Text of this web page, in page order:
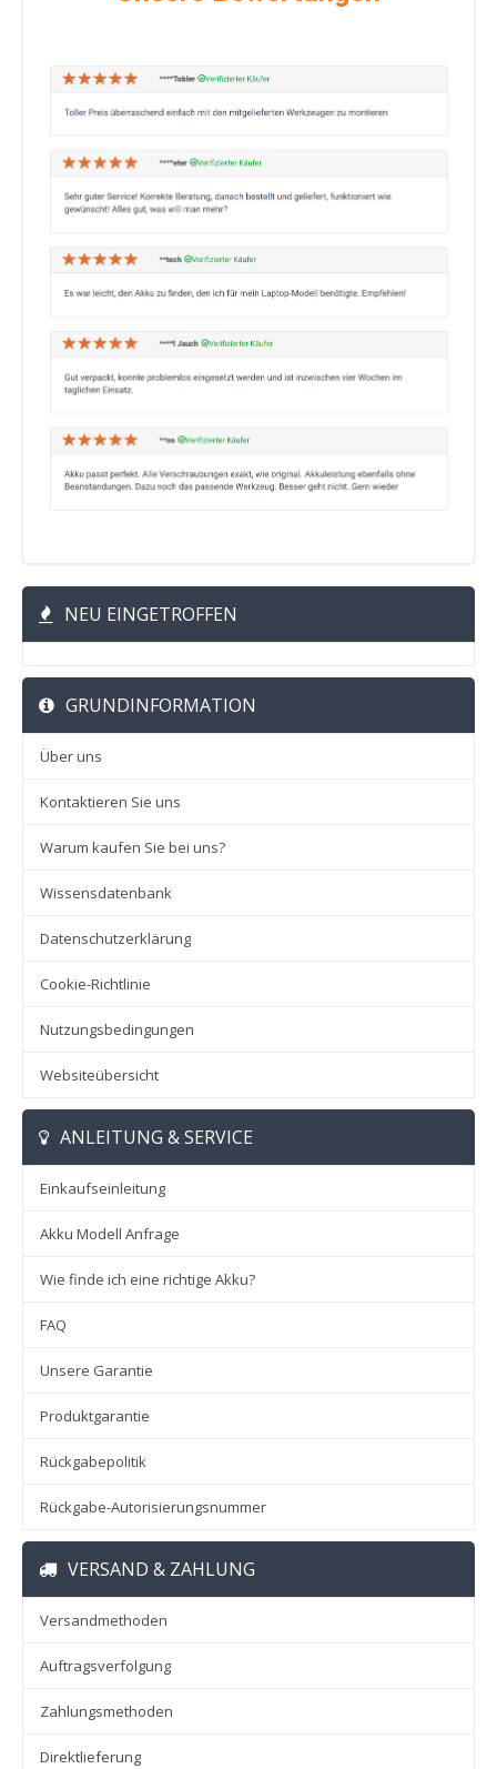
NEU EINGETROFFEN
GRUNDINFORMATION
Über uns
Kontaktieren Sie uns
Warum kaufen Sie bei uns?
Wissensdatenbank
Datenschutzerklärung
Cookie-Richtlinie
Nutzungsbedingungen
Websiteübersicht
ANLEITUNG & SERVICE
Einkaufseinleitung
Akku Modell Anfrage
Wie finde ich eine richtige Akku?
FAQ
Unsere Garantie
Produktgarantie
Rückgabepolitik
Rückgabe-Autorisierungsnummer
VERSAND & ZAHLUNG
Versandmethoden
Auftragsverfolgung
Zahlungsmethoden
Direktlieferung